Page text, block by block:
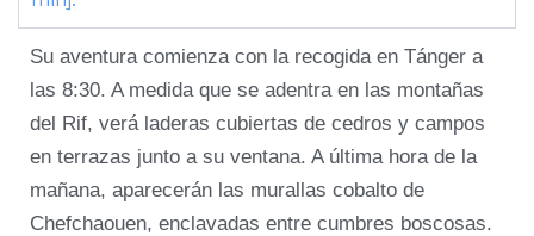
Su aventura comienza con la recogida en Tánger a
las 8:30. A medida que se adentra en las montañas
del Rif, verá laderas cubiertas de cedros y campos
en terrazas junto a su ventana. A última hora de la
mañana, aparecerán las murallas cobalto de
Chefchaouen, enclavadas entre cumbres boscosas.